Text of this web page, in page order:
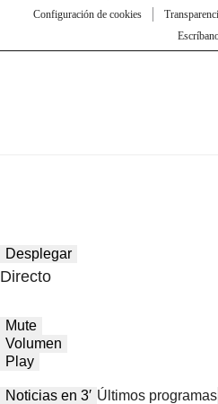
Configuración de cookies
Desplegar
Directo
Mute
Volumen
Play
Noticias en 3′ Últimos programas